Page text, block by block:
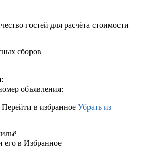
гостей для расчёта стоимости
сборов
объявления:
Перейти в избранное Убрать из
его в Избранное